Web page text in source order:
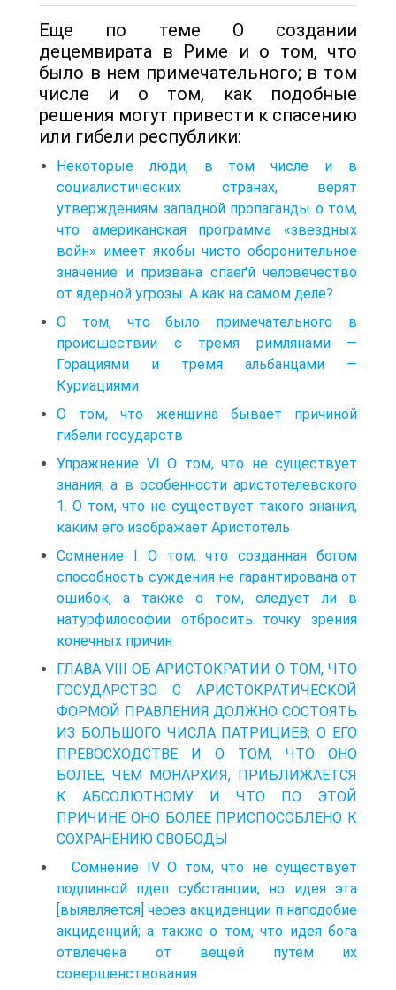
Еще по теме О создании
децемвирата в Риме и о том, что
было в нем примечательного; в том
числе и о том, как подобные
решения могут привести к спасению
или гибели республики:
Некоторые люди, в том числе и в
социалистических странах, верят
утверждениям западной пропаганды о том,
что американская программа «звездных
войн» имеет якобы чисто оборонительное
значение и призвана спаеґй человечество
от ядерной угрозы. А как на самом деле?
О том, что было примечательного в
происшествии с тремя римлянами —
Горациями и тремя альбанцами —
Куриациями
О том, что женщина бывает причиной
гибели государств
Упражнение VI О том, что не существует
знания, а в особенности аристотелевского
1. О том, что не существует такого знания,
каким его изображает Аристотель
Сомнение I О том, что созданная богом
способность суждения не гарантирована от
ошибок, а также о том, следует ли в
натурфилософии отбросить точку зрения
конечных причин
ГЛАВА VIII ОБ АРИСТОКРАТИИ О ТОМ, ЧТО
ГОСУДАРСТВО С АРИСТОКРАТИЧЕСКОЙ
ФОРМОЙ ПРАВЛЕНИЯ ДОЛЖНО СОСТОЯТЬ
ИЗ БОЛЬШОГО ЧИСЛА ПАТРИЦИЕВ; О ЕГО
ПРЕВОСХОДСТВЕ И О ТОМ, ЧТО ОНО
БОЛЕЕ, ЧЕМ МОНАРХИЯ, ПРИБЛИЖАЕТСЯ
К АБСОЛЮТНОМУ И ЧТО ПО ЭТОЙ
ПРИЧИНЕ ОНО БОЛЕЕ ПРИСПОСОБЛЕНО К
СОХРАНЕНИЮ СВОБОДЫ
Сомнение IV О том, что не существует
подлинной пдеп субстанции, но идея эта
[выявляется] через акциденции п наподобие
акциденций; а также о том, что идея бога
отвлечена от вещей путем их
совершенствования